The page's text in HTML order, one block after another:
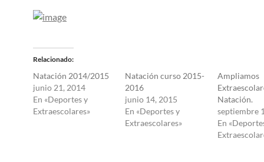
Relacionado
Natación 2014/2015
junio 21, 2014
En «Deportes y
Extraescolares»
Natación curso 2015-
2016
junio 14, 2015
En «Deportes y
Extraescolares»
Ampliamos
Natación.
septiembre
En